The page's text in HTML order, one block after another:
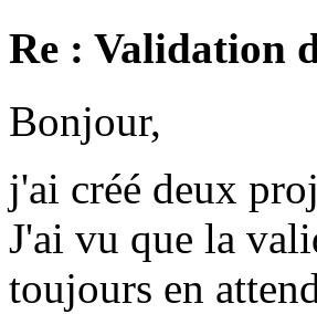
Re : Validation
Bonjour,
j'ai créé deux
J'ai vu que la
toujours en